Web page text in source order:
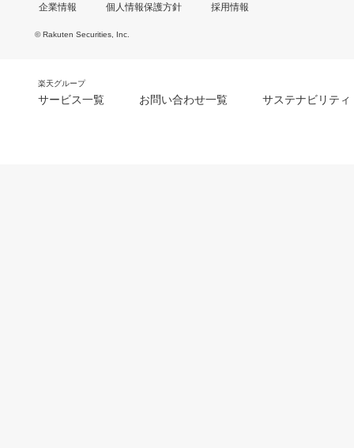
企業情報 個人情報保護方針 採用情報
© Rakuten Securities, Inc.
楽天グループ
サービス一覧 お問い合わせ一覧 サステナビリティ